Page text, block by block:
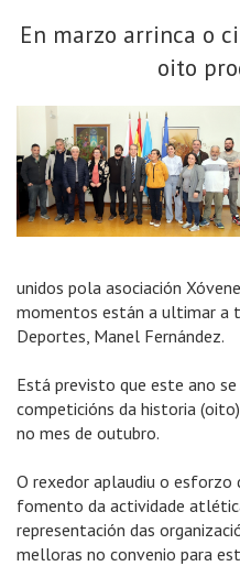
En marzo arrinca o
oito
unidos pola asociación
momentos están a ultimar a
Deportes, Manel Fernández.
Está previsto que este ano
competicións da historia
no mes de outubro.
O rexedor aplaudiu o esforzo
fomento da actividade
representación das
melloras no convenio para